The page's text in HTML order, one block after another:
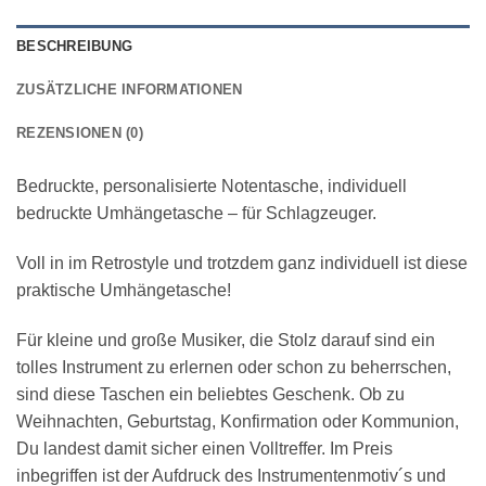
BESCHREIBUNG
ZUSÄTZLICHE INFORMATIONEN
REZENSIONEN (0)
Bedruckte, personalisierte Notentasche, individuell
bedruckte Umhängetasche – für Schlagzeuger.
Voll in im Retrostyle und trotzdem ganz individuell ist diese
praktische Umhängetasche!
Für kleine und große Musiker, die Stolz darauf sind ein
tolles Instrument zu erlernen oder schon zu beherrschen,
sind diese Taschen ein beliebtes Geschenk. Ob zu
Weihnachten, Geburtstag, Konfirmation oder Kommunion,
Du landest damit sicher einen Volltreffer. Im Preis
inbegriffen ist der Aufdruck des Instrumentenmotiv´s und